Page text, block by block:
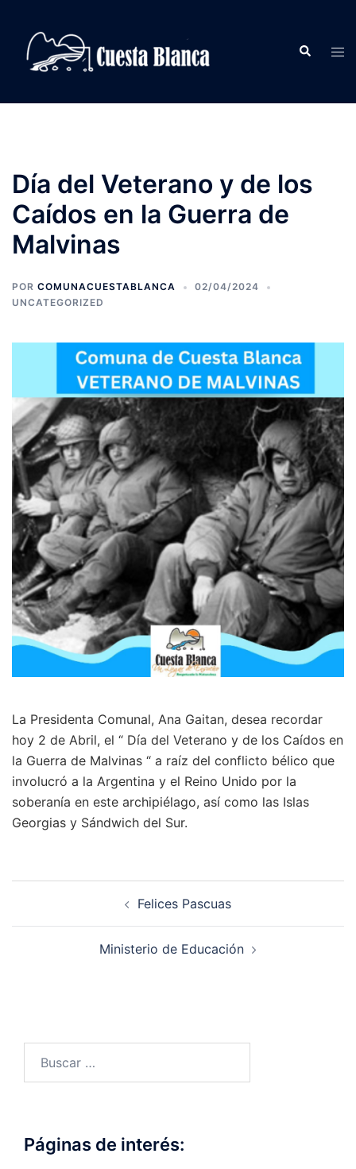
contenido
Buscar
Día del Veterano y de los
Caídos en la Guerra de
Malvinas
POR COMUNACUESTABLANCA
02/04/2024
UNCATEGORIZED
La Presidenta Comunal, Ana Gaitan, desea recordar
hoy 2 de Abril, el “ Día del Veterano y de los Caídos en
la Guerra de Malvinas “ a raíz del conflicto bélico que
involucró a la Argentina y el Reino Unido por la
soberanía en este archipiélago, así como las Islas
Georgias y Sándwich del Sur.
entradas
Felices Pascuas
Ministerio de Educación
Páginas de interés: